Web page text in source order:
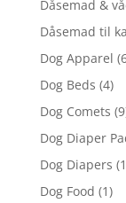
Dåsemad &
Dåsemad til
Dog Apparel
Dog Beds (4)
Dog Comets
Dog Diaper
Dog Diapers
Dog Food (1)